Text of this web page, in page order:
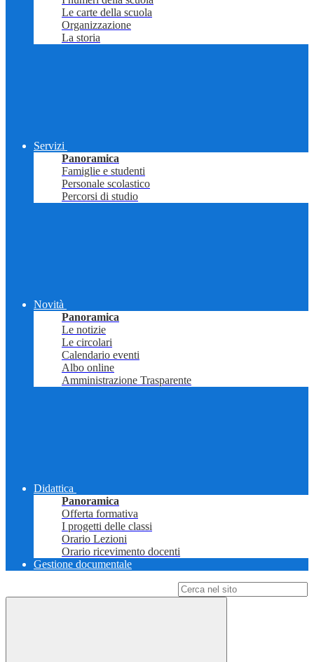
Le carte della scuola
Organizzazione
La storia
Servizi
Panoramica
Famiglie e studenti
Personale scolastico
Percorsi di studio
Novità
Panoramica
Le notizie
Le circolari
Calendario eventi
Albo online
Amministrazione Trasparente
Didattica
Panoramica
Offerta formativa
I progetti delle classi
Orario Lezioni
Orario ricevimento docenti
Gestione documentale